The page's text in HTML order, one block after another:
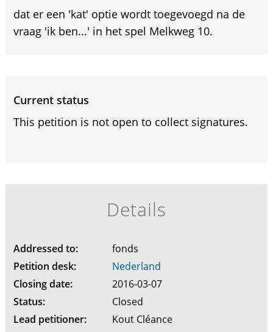
dat er een 'kat' optie wordt toegevoegd na de
vraag 'ik ben...' in het spel Melkweg 10.
Current status
This petition is not open to collect signatures.
Details
Addressed to:
fonds
Petition desk:
Nederland
Closing date:
2016-03-07
Status:
Closed
Lead petitioner:
Kout Cléance